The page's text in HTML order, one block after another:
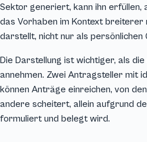
Sektor generiert, kann ihn erfüllen,
das Vorhaben im Kontext breiterer
darstellt, nicht nur als persönlichen
Die Darstellung ist wichtiger, als
annehmen. Zwei Antragsteller mit
können Anträge einreichen, von
andere scheitert, allein aufgrund
formuliert und belegt wird.